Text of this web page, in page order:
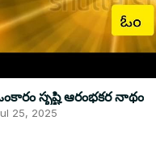
సృష్టి ఆరంభకర నాథం
25, 2025